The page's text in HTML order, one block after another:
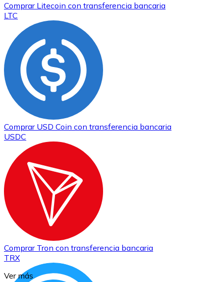
Comprar Litecoin con transferencia bancaria
LTC
Comprar USD Coin con transferencia bancaria
USDC
Comprar Tron con transferencia bancaria
TRX
Ver más